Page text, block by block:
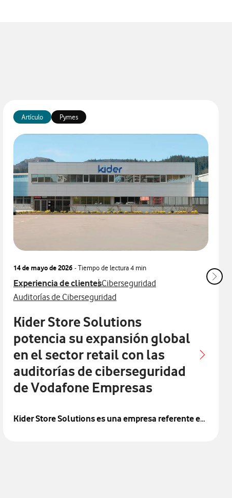
Artículo Pymes
14 de mayo de 2026 - Tiempo de lectura4 min
Ver más articulos relacionados con
Experiencia de clientesVer más artículos con
Ciberseguridad
Ver más artículos con
Auditorías de Ciberseguridad
Kider Store Solutions
potencia su expansión global
en el sector retail con las
auditorías de ciberseguridad
de Vodafone Empresas
Kider Store Solutions es una empresa referente en